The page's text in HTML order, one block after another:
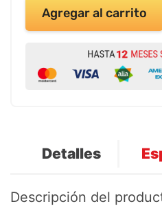
Agregar al carrito
Detalles
Descripción del